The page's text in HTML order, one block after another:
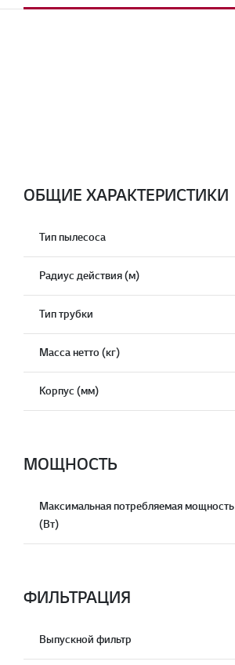
ОБЩИЕ ХАРАКТЕРИСТИКИ
Тип пылесоса
Радиус действия (м)
Тип трубки
Масса нетто (кг)
Корпус (мм)
МОЩНОСТЬ
Максимальная потребляемая мощность
(Вт)
ФИЛЬТРАЦИЯ
Выпускной фильтр